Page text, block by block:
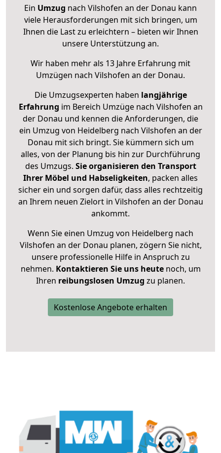
Ein Umzug nach Vilshofen an der Donau kann
viele Herausforderungen mit sich bringen, um
Ihnen die Last zu erleichtern – bieten wir Ihnen
unsere Unterstützung an.
Wir haben mehr als 13 Jahre Erfahrung mit
Umzügen nach Vilshofen an der Donau.
Die Umzugsexperten haben langjährige
Erfahrung im Bereich Umzüge nach Vilshofen an
der Donau und kennen die Anforderungen, die
ein Umzug von Heidelberg nach Vilshofen an der
Donau mit sich bringt. Sie kümmern sich um
alles, von der Planung bis hin zur Durchführung
des Umzugs. Sie organisieren den Transport
Ihrer Möbel und Habseligkeiten, packen alles
sicher ein und sorgen dafür, dass alles rechtzeitig
an Ihrem neuen Zielort in Vilshofen an der Donau
ankommt.
Wenn Sie einen Umzug von Heidelberg nach
Vilshofen an der Donau planen, zögern Sie nicht,
unsere professionelle Hilfe in Anspruch zu
nehmen. Kontaktieren Sie uns heutenoch, um
Ihren reibungslosen Umzug zu planen.
Kostenlose Angebote erhalten